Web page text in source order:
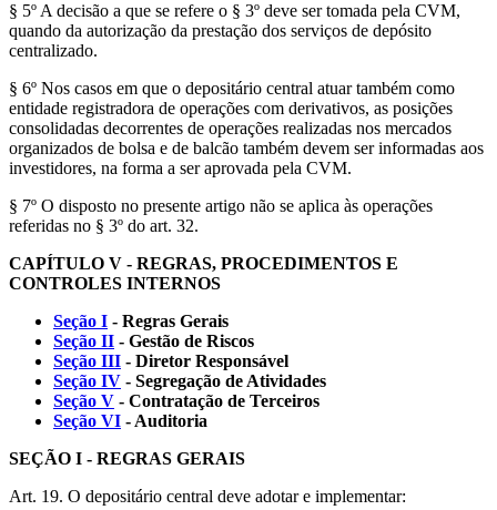
§ 5º A decisão a que se refere o § 3º deve ser tomada pela CVM,
quando da autorização da prestação dos serviços de depósito
centralizado.
§ 6º Nos casos em que o depositário central atuar também como
entidade registradora de operações com derivativos, as posições
consolidadas decorrentes de operações realizadas nos mercados
organizados de bolsa e de balcão também devem ser informadas aos
investidores, na forma a ser aprovada pela CVM.
§ 7º O disposto no presente artigo não se aplica às operações
referidas no § 3º do art. 32.
CAPÍTULO V - REGRAS, PROCEDIMENTOS E
CONTROLES INTERNOS
Seção I - Regras Gerais
Seção II - Gestão de Riscos
Seção III - Diretor Responsável
Seção IV - Segregação de Atividades
Seção V - Contratação de Terceiros
Seção VI - Auditoria
SEÇÃO I - REGRAS GERAIS
Art. 19. O depositário central deve adotar e implementar: